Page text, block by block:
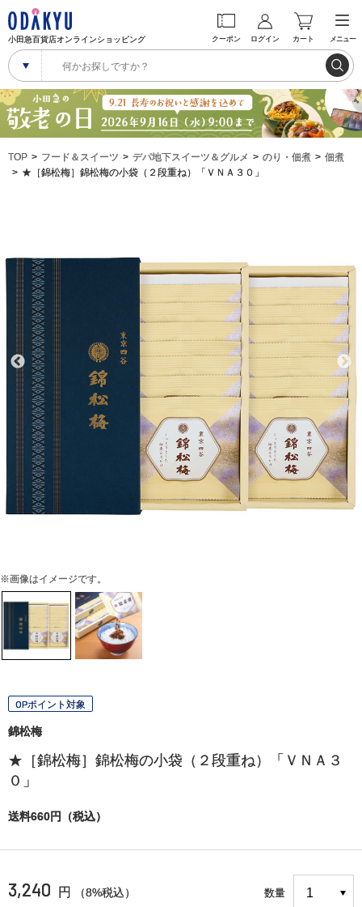
小田急百貨店オンラインショッピング クーポン ログイン カート メニュー
TOP フード＆スイーツ デパ地下スイーツ＆グルメ のり・佃煮
佃煮
★［錦松梅］錦松梅の小袋（２段重ね）「ＶＮＡ３０」
※画像はイメージです。
OPポイント対象
錦松梅
★［錦松梅］錦松梅の小袋（２段重ね）「ＶＮＡ３
０」
送料660円（税込）
3,240 円 （8%税込） 数量